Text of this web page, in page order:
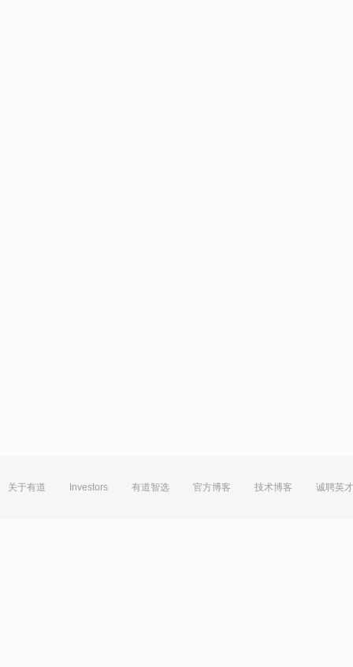
关于有道 Investors 有道智选 官方博客 技术博客 诚聘英才